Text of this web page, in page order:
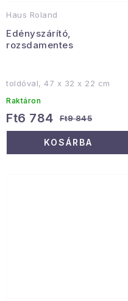
Haus Roland
Edényszárító,
rozsdamentes
toldóval, 47 x 32 x 22 cm
Raktáron
Ft6 784 Ft9 845
KOSÁRBA